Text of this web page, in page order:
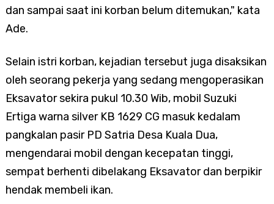
dan sampai saat ini korban belum ditemukan," kata
Ade.
Selain istri korban, kejadian tersebut juga disaksikan
oleh seorang pekerja yang sedang mengoperasikan
Eksavator sekira pukul 10.30 Wib, mobil Suzuki
Ertiga warna silver KB 1629 CG masuk kedalam
pangkalan pasir PD Satria Desa Kuala Dua,
mengendarai mobil dengan kecepatan tinggi,
sempat berhenti dibelakang Eksavator dan berpikir
hendak membeli ikan.